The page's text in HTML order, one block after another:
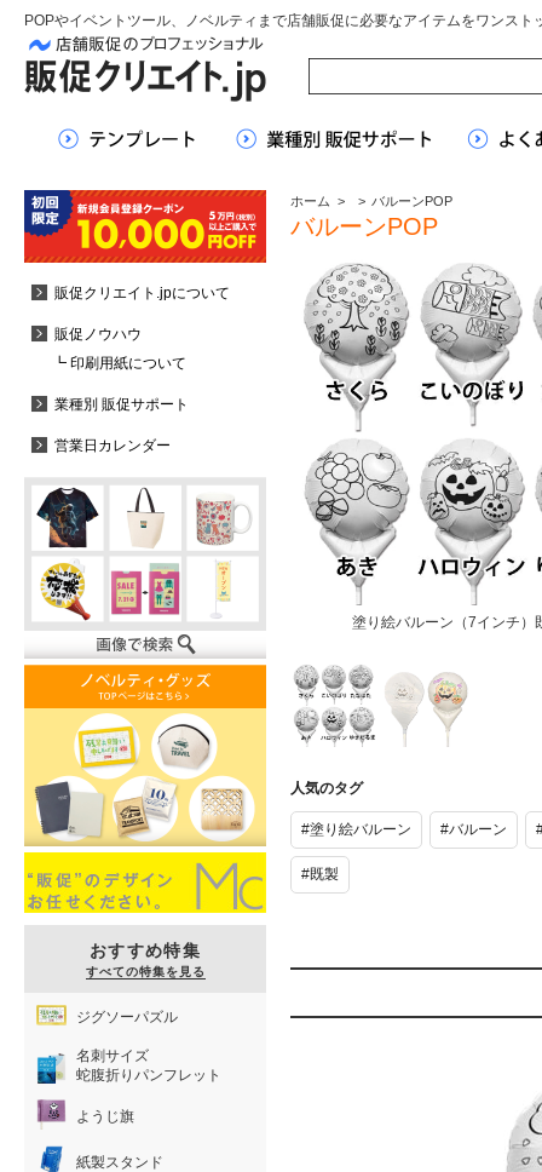
POPやイベントツール、ノベルティまで店舗販促に必要なアイテムをワンスト
ホーム > > バルーンPOP
バルーンPOP
塗り絵バルーン（7インチ）
ン（7イン
人気のタグ
#塗り絵バルーン #バルーン
#既製
販促クリエイト.jpについて
販促ノウハウ
┗ 印刷用紙について
業種別 販促サポート
営業日カレンダー
おすすめ特集
すべての特集を見る
ジグソーパズル
名刺サイズ
蛇腹折りパンフレット
ようじ旗
紙製スタンド